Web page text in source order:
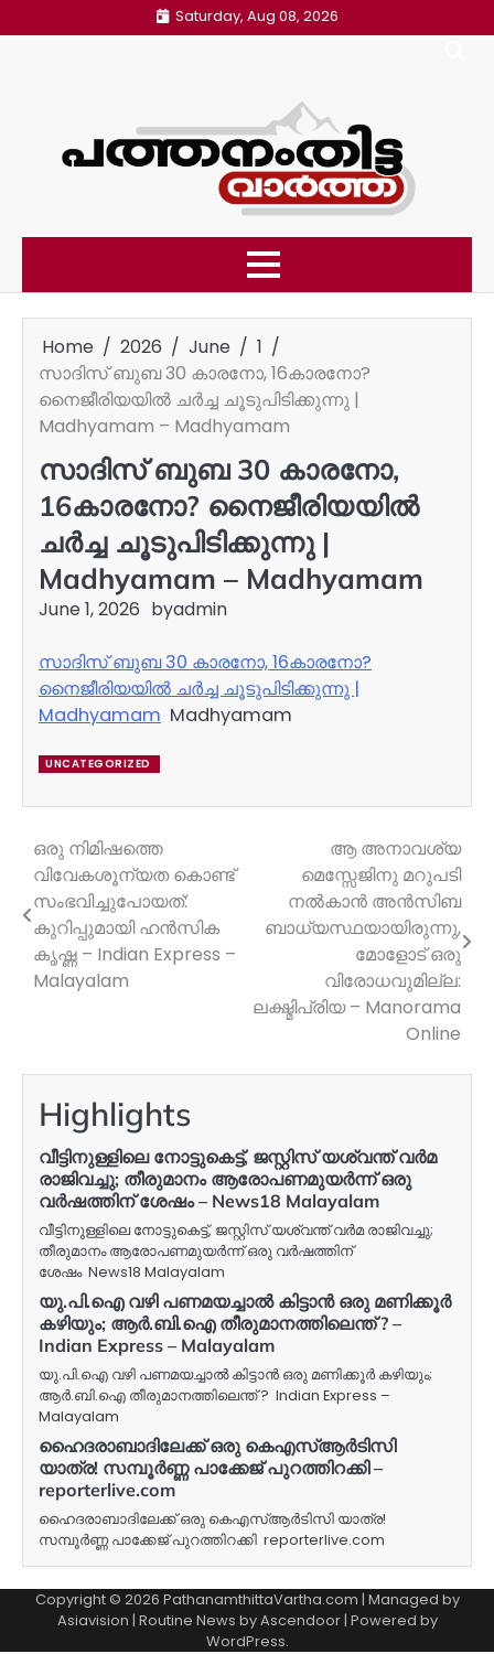
to
Saturday, Aug 08, 2026
Home 2026 June
1
സാദിസ് ബുബ 30 കാരനോ, 16കാരനോ?
നൈജീരിയയിൽ ചർച്ച ചൂടുപിടിക്കുന്നു |
Madhyamam – Madhyamam
സാദിസ് ബുബ 30 കാരനോ,
16കാരനോ? നൈജീരിയയിൽ
ചർച്ച ചൂടുപിടിക്കുന്നു |
Madhyamam – Madhyamam
June 1, 2026 byadmin
സാദിസ് ബുബ 30 കാരനോ, 16കാരനോ?
നൈജീരിയയിൽ ചർച്ച ചൂടുപിടിക്കുന്നു |
Madhyamam Madhyamam
UNCATEGORIZED
Post
navigation
ഒരു നിമിഷത്തെ
വിവേകശൂന്യത കൊണ്ട്
സംഭവിച്ചുപോയത്:
കുറിപ്പുമായി ഹൻസിക
കൃഷ്ണ – Indian Express –
Malayalam
ആ അനാവശ്യ
മെസ്സേജിനു മറുപടി
നൽകാൻ അൻസിബ
ബാധ്യസ്ഥയായിരുന്നു,
മോളോട് ഒരു
വിരോധവുമില്ല:
ലക്ഷ്മിപ്രിയ – Manorama
Online
Highlights
വീട്ടിനുള്ളിലെ നോട്ടുകെട്ട്, ജസ്റ്റിസ് യശ്വന്ത് വർമ
രാജിവച്ചു; തീരുമാനം ആരോപണമുയർന്ന് ഒരു
വർഷത്തിന് ശേഷം – News18 Malayalam
വീട്ടിനുള്ളിലെ നോട്ടുകെട്ട്, ജസ്റ്റിസ് യശ്വന്ത് വർമ രാജിവച്ചു;
തീരുമാനം ആരോപണമുയർന്ന് ഒരു വർഷത്തിന്
ശേഷം News18 Malayalam
യു.പി.ഐ വഴി പണമയച്ചാല്‍ കിട്ടാന്‍ ഒരു മണിക്കൂര്‍
കഴിയും; ആര്‍.ബി.ഐ തീരുമാനത്തിലെന്ത് ? –
Indian Express – Malayalam
യു.പി.ഐ വഴി പണമയച്ചാല്‍ കിട്ടാന്‍ ഒരു മണിക്കൂര്‍ കഴിയും;
ആര്‍.ബി.ഐ തീരുമാനത്തിലെന്ത് ? Indian Express –
Malayalam
ഹെെദരാബാദിലേക്ക് ഒരു കെഎസ്ആര്‍ടിസി
യാത്ര! സമ്പൂര്‍ണ്ണ പാക്കേജ് പുറത്തിറക്കി –
reporterlive.com
ഹെെദരാബാദിലേക്ക് ഒരു കെഎസ്ആര്‍ടിസി യാത്ര!
സമ്പൂര്‍ണ്ണ പാക്കേജ് പുറത്തിറക്കി reporterlive.com
Copyright © 2026 PathanamthittaVartha.com | Managed by
Asiavision | Routine News byAscendoor| Powered by
WordPress.